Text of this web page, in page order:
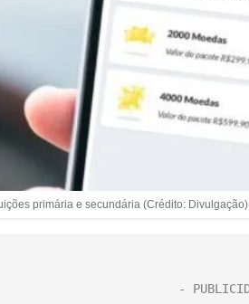
primária e secundária (Crédito: Divulgação)